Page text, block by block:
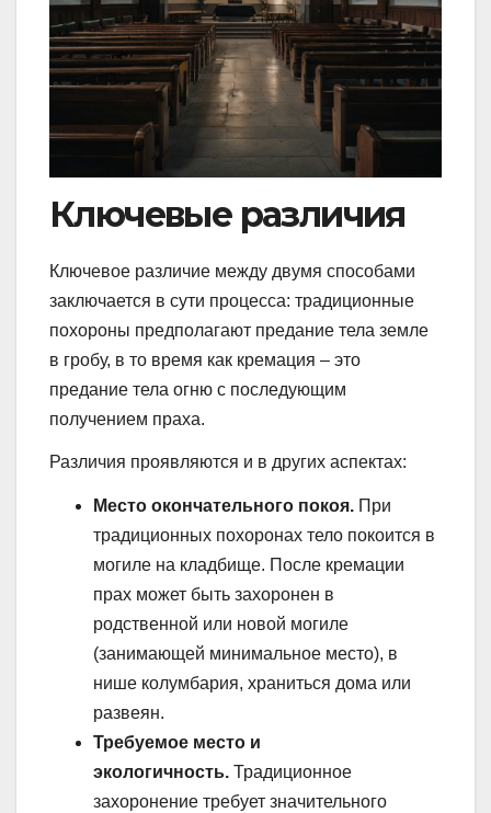
Ключевые различия
Ключевое различие между двумя способами
заключается в сути процесса: традиционные
похороны предполагают предание тела земле
в гробу, в то время как кремация – это
предание тела огню с последующим
получением праха.
Различия проявляются и в других аспектах:
Место окончательного покоя. При
традиционных похоронах тело покоится в
могиле на кладбище. После кремации
прах может быть захоронен в
родственной или новой могиле
(занимающей минимальное место), в
нише колумбария, храниться дома или
развеян.
Требуемое место и
экологичность. Традиционное
захоронение требует значительного